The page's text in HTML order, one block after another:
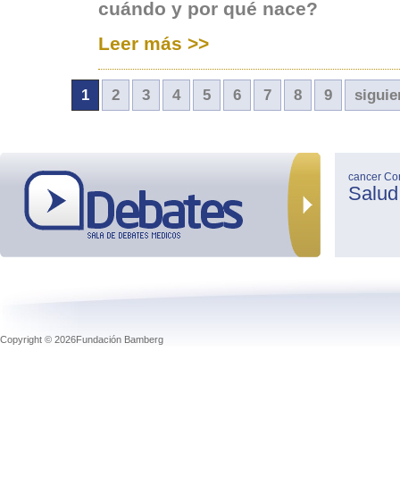
cuándo y por qué nace?
Leer más >>
1 2 3 4 5 6 7 8 9
cancer
Salud
Copyright © 2026Fundación Bamberg